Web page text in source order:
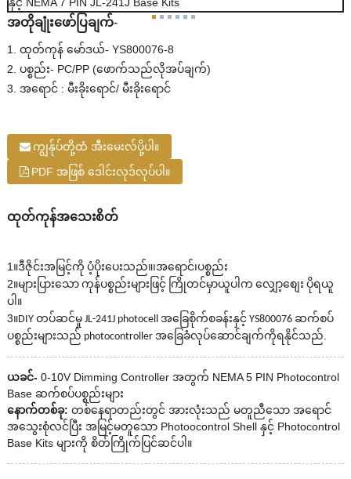
အတိုချုံးဖော်ပြချက်-
1. ထုတ်ကုန် မော်ဒယ်- YS800076-8
2. ပစ္စည်း- PC/PP (ဖောက်သည်လိုအပ်ချက်)
3. အရောင် : မီးခိုးရောင်/ မီးခိုးရောင်
ကျွန်ုပ်တို့ထံ အီးမေးလ်ပို့ပါ။
PDF အဖြစ် ဒေါင်းလုဒ်လုပ်ပါ။
ထုတ်ကုန်အသေးစိတ်
1 ။ဒီဇိုင်းအမြင့်ကို ပံ့ပိုးပေးသည်။၊အရောင်၊ပစ္စည်း
2။များပြားသော ကုန်ပစ္စည်းများဖြင့် ကြိုတင်မှာယူပါက လျှော့စျေး ပိုရယူ
ပါ။
3။DIY တပ်ဆင်မှု JL-241J photocell အခြေစိုက်စခန်းနှင့် YS800076 ဆက်စပ်
ပစ္စည်းများသည် photocontroller အခြေခံလုပ်ဆောင်ချက်ကိုရနိုင်သည်
ယခင်- 0-10V Dimming Controller အတွက် NEMA 5 PIN Photocontrol
Base ဆက်စပ်ပစ္စည်းများ
နောက်တစ်ခု: တစ်နေရာတည်းတွင် အားလုံးသည် မတူညီသော အရောင်
အသွေးစုံလင်ပြီး အမြင့်မတူသော Photoocontrol Shell နှင့် Photocontrol
Base Kits များကို စိတ်ကြိုက်ပြင်ဆင်ပါ။